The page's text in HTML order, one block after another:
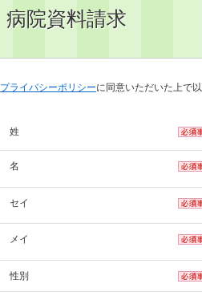
病院資料請求
プライバシーポリシーに同意いただいた上で
姓
名
セイ
メイ
性別